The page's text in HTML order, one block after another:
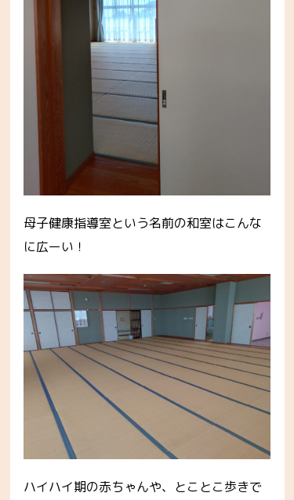
母子健康指導室という名前の和室はこんな
に広ーい！
ハイハイ期の赤ちゃんや、とことこ歩きで